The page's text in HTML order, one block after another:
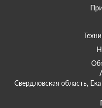
Свердловская область,